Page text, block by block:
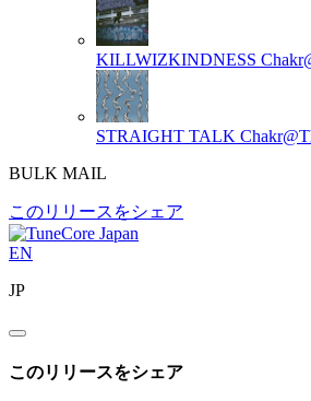
KILLWIZKINDNESS
STRAIGHT TALK
BULK MAIL
このリリースをシェア
EN
JP
このリリースをシェア